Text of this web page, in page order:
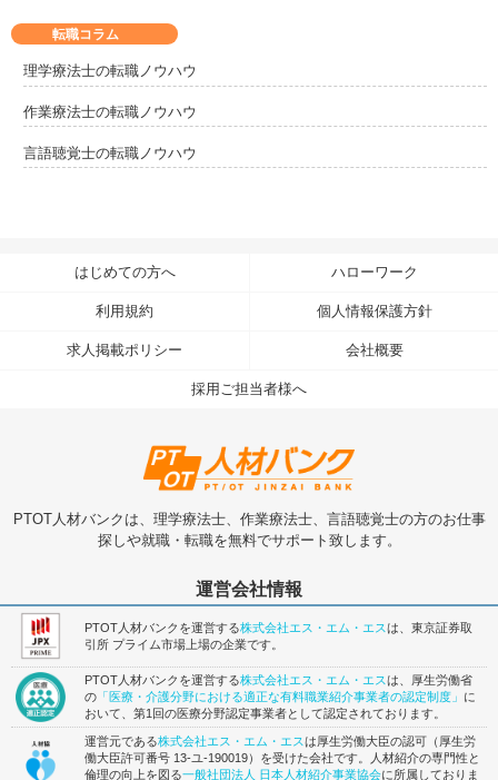
転職コラム
理学療法士の転職ノウハウ
作業療法士の転職ノウハウ
言語聴覚士の転職ノウハウ
はじめての方へ ハローワーク
利用規約 個人情報保護方針
求人掲載ポリシー 会社概要
採用ご担当者様へ
PTOT人材バンクは、理学療法士、作業療法士、言語聴覚士の方のお仕事
探しや就職・転職を無料でサポート致します。
運営会社情報
PTOT人材バンクを運営する株式会社エス・エム・エスは、東京証券取
引所 プライム市場上場の企業です。
PTOT人材バンクを運営する株式会社エス・エム・エスは、厚生労働省
の 「医療・介護分野における適正な有料職業紹介事業者の認定制度」 に
おいて、第1回の医療分野認定事業者として認定されております。
運営元である株式会社エス・エム・エスは厚生労働大臣の認可（厚生労
働大臣許可番号 13-ユ-190019）を受けた会社です。人材紹介の専門性と
倫理の向上を図る一般社団法人 日本人材紹介事業協会に所属しておりま